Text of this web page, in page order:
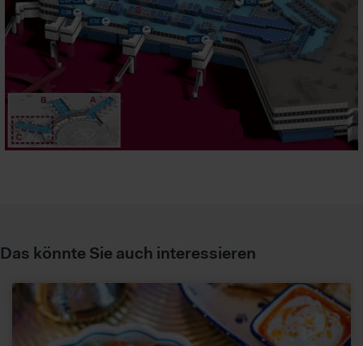
Das könnte Sie auch interessieren